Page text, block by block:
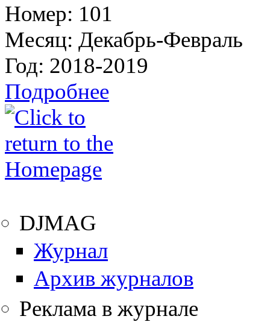
Номер: 101
Месяц: Декабрь-Февраль
Год: 2018-2019
Подробнее
DJMAG
Журнал
Архив журналов
Реклама в журнале